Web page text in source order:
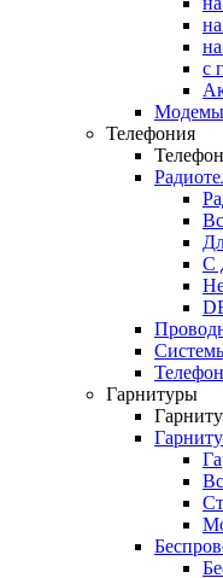
с
Телефония
С
Гарнитуры